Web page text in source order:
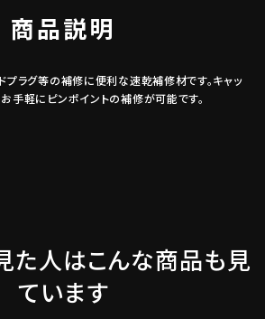
商品説明
プラグ等の補修に便利な速乾補修材です。キャッ
手軽にピンポイントの補修が可能です。
た人はこんな商品も見
ています